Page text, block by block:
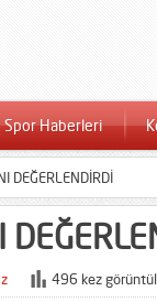
Spor Haberleri
DEĞERLENDİRDİ
496 kez